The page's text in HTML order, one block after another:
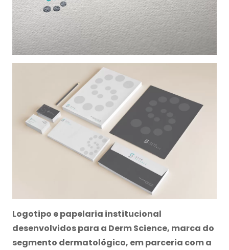
Logotipo e papelaria institucional
desenvolvidos para a Derm Science, marca do
segmento dermatológico, em parceria com a